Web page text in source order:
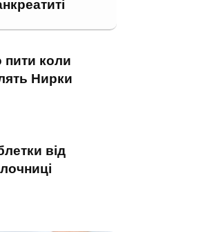
коли
Нирки
від